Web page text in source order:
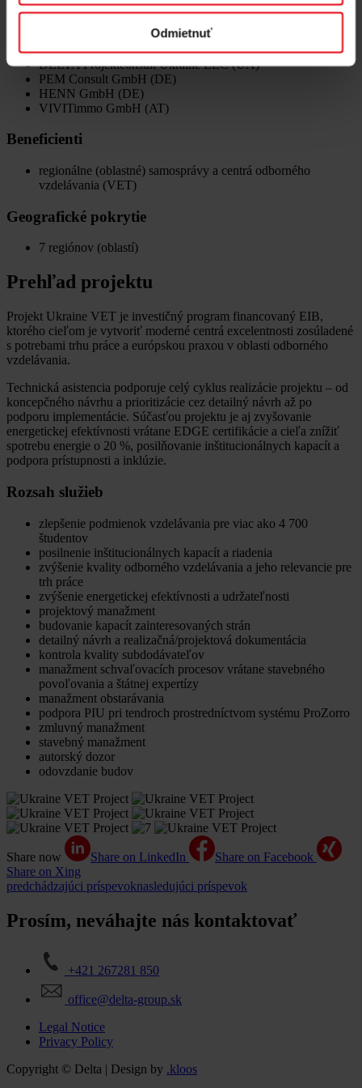
Odmietnuť
Konzorcium technickej asistencie:
Delta Managing & Consulting Engineers GmbH (AT)
DELTA Pods Architects ZT GmbH (AT)
DELTA Projektconsult Ukraine LLC (UA)
PEM Consult GmbH (DE)
HENN GmbH (DE)
VIVITimmo GmbH (AT)
Beneficienti
regionálne (oblastné) samosprávy a centrá odborného
vzdelávania (VET)
Geografické pokrytie
7 regiónov (oblastí)
Prehľad projektu
Projekt Ukraine VET je investičný program financovaný EIB,
ktorého cieľom je vytvoriť moderné centrá excelentnosti zosúladené
s potrebami trhu práce a európskou praxou v oblasti odborného
vzdelávania.
Technická asistencia podporuje celý cyklus realizácie projektu – od
koncepčného návrhu a prioritizácie cez detailný návrh až po
podporu implementácie. Súčasťou projektu je aj zvyšovanie
energetickej efektívnosti vrátane EDGE certifikácie a cieľa znížiť
spotrebu energie o 20 %, posilňovanie inštitucionálnych kapacít a
podpora prístupnosti a inklúzie.
Rozsah služieb
zlepšenie podmienok vzdelávania pre viac ako 4 700
študentov
posilnenie inštitucionálnych kapacít a riadenia
zvýšenie kvality odborného vzdelávania a jeho relevancie pre
trh práce
zvýšenie energetickej efektívnosti a udržateľnosti
projektový manažment
budovanie kapacít zainteresovaných strán
detailný návrh a realizačná/projektová dokumentácia
kontrola kvality subdodávateľov
manažment schvaľovacích procesov vrátane stavebného
povoľovania a štátnej expertízy
manažment obstarávania
podpora PIU pri tendroch prostredníctvom systému ProZorro
zmluvný manažment
stavebný manažment
autorský dozor
odovzdanie budov
Share now Share on LinkedIn
Share on Facebook
Share on Xing
predchádzajúci príspevoknasledujúci príspevok
Prosím, neváhajte nás kontaktovať
+421 267281 850
office@delta-group.sk
Legal Notice
Privacy Policy
Copyright © Delta | Design by .kloos